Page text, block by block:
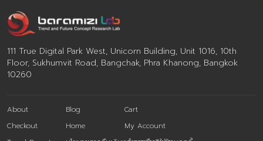
อนาคตอาหาร จำนวน 160 หน้า พิเศษ
ราคา 2,900 จากปกติ 3,500 บาท
พิเศษ ห้ามพลาดกับ Exclusive
Training Class บรรยาย 3 ชั่วโมงโดย
คุณปรมา ทิพย์ธนทรัพย์ ผู้อำนวยการ
บารามีซี่แล็บ โดยลูกค้าสามารถร่วมกัน
ออกแบบเนื้อหาเทรนด์ด้านอาหารแห่ง
อนาคตที่ตรงประเด็นและสอดคล้องกับ
ซื้อนั่นเอง โดย
วิ่งเข้าสัมผัสลูก
111 True Digital Park West, Unicorn Building, Unit 1016, 10th
Floor, Sukhumvit Road, Bangchak, Phra Khanong, Bangkok
10260
About Blog
Cart
Checkout
Home
My Account